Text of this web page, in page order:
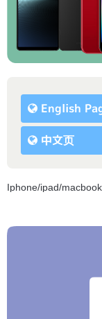
English
中文页
Iphone/ipad/